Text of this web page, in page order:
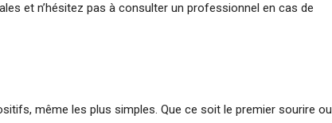
et n’hésitez pas à consulter un professionnel en cas de
même les plus simples. Que ce soit le premier sourire ou